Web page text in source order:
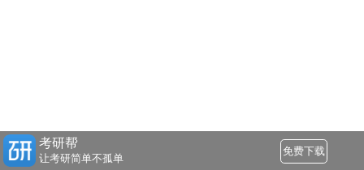
考研帮
让考研简单不孤单
免费下载